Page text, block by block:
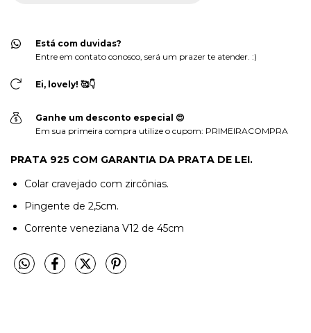
Está com duvidas?
Entre em contato conosco, será um prazer te atender. :)
Ei, lovely! 🥰👇
Ganhe um desconto especial 😍
Em sua primeira compra utilize o cupom: PRIMEIRACOMPRA
PRATA 925 COM GARANTIA DA PRATA DE LEI.
Colar cravejado com zircônias.
Pingente de 2,5cm.
Corrente veneziana V12 de 45cm